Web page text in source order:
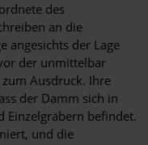
des
an die
angesichts der Lage
der unmittelbar
Ausdruck. Ihre
der Damm sich in
Einzelgräbern befindet.
und die